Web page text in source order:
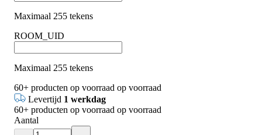
Maximaal 255 tekens
ROOM_UID
Maximaal 255 tekens
60+ producten op voorraad op voorraad
Levertijd 1 werkdag
60+ producten op voorraad op voorraad
Aantal